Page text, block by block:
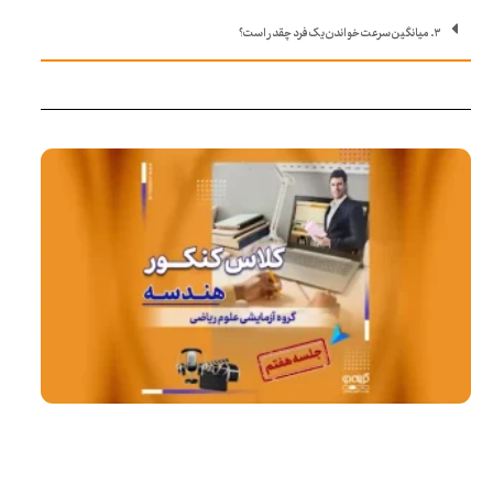
۳. میانگین سرعت خواندن یک فرد چقدر است؟